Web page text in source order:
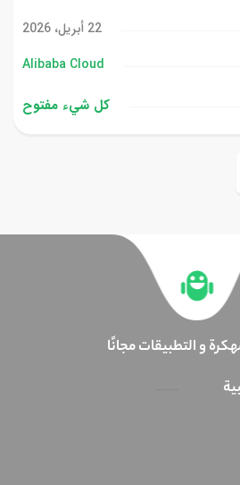
22 أبريل، 2026
Alibaba Cloud‏
كل شيء مفتوح
و التطبيقات مجانًا